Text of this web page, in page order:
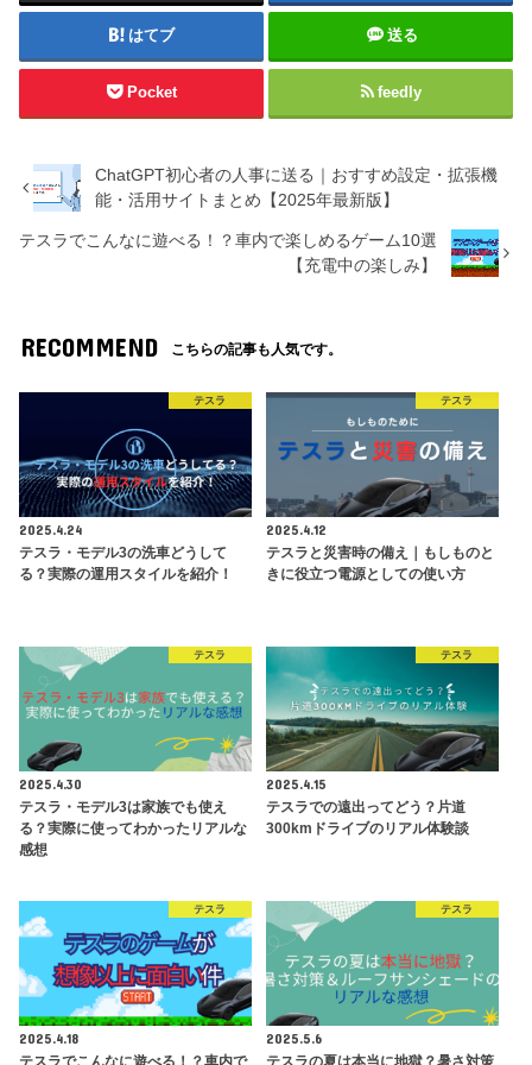
はてブ 送る
Pocket feedly
ChatGPT初心者の人事に送る｜おすすめ設定・拡張機
能・活用サイトまとめ【2025年最新版】
テスラでこんなに遊べる！？車内で楽しめるゲーム10選
【充電中の楽しみ】
RECOMMEND こちらの記事も人気です。
テスラ
2025.4.24
テスラ・モデル3の洗車どうして
る？実際の運用スタイルを紹介！
テスラ
2025.4.12
テスラと災害時の備え｜もしものと
きに役立つ電源としての使い方
テスラ
2025.4.30
テスラ・モデル3は家族でも使え
る？実際に使ってわかったリアルな
感想
テスラ
2025.4.15
テスラでの遠出ってどう？片道
300kmドライブのリアル体験談
テスラ
2025.4.18
テスラ
2025.5.6